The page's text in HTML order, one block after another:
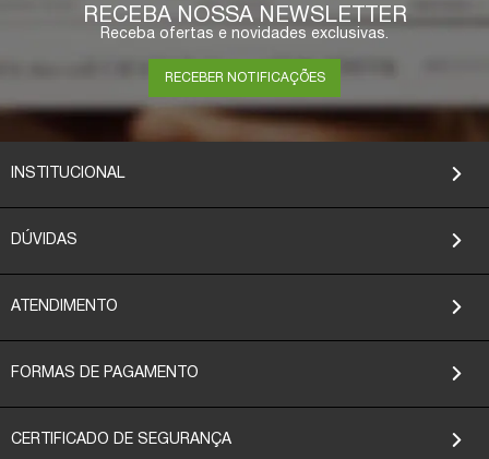
RECEBA NOSSA NEWSLETTER
Receba ofertas e novidades exclusivas.
RECEBER NOTIFICAÇÕES
INSTITUCIONAL
DÚVIDAS
ATENDIMENTO
FORMAS DE PAGAMENTO
CERTIFICADO DE SEGURANÇA